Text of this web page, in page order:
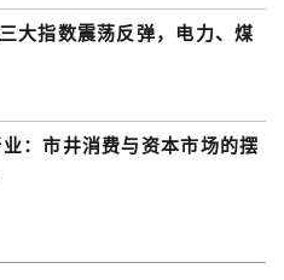
大指数震荡反弹，电力、煤
：市井消费与资本市场的摆